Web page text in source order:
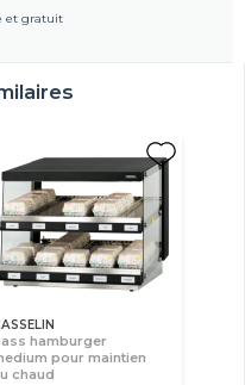
et gratuit
hamburger
pour maintien
chaud